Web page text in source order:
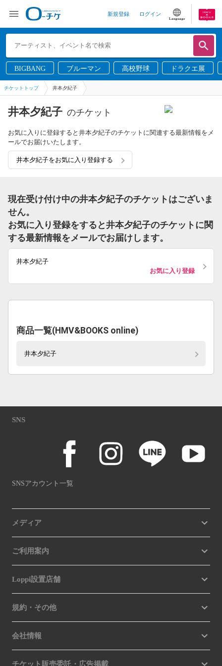
新規登録 ログイン
Language
BIGBANG ブルーマン 高校野球 ドラクエ展
チケットトップ 井本夕紀子
井本夕紀子 のチケット
お気に入りに登録すると井本夕紀子のチケットに関連する最新情報をメ
ールでお届けいたします。
井本夕紀子をお気に入り登録する
現在受け付け中の井本夕紀子のチケットはございま
せん。
お気に入り登録をすると井本夕紀子のチケットに関
する最新情報をメールでお届けします。
井本夕紀子
お気に入り登録
商品一覧(HMV&BOOKS online)
井本夕紀子
SNS
SNSアカウント一覧
メディア
ご利用案内
Loppi設置店舗
規約・その他
会社情報
チケット販売委託・広告掲載